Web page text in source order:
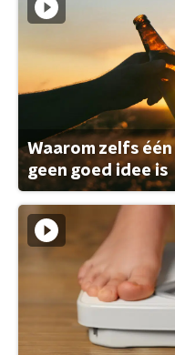
Waarom zelfs
geen goed idee is